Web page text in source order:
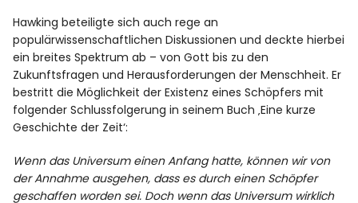
Hawking beteiligte sich auch rege an
populärwissenschaftlichen Diskussionen und deckte hierbei
ein breites Spektrum ab – von Gott bis zu den
Zukunftsfragen und Herausforderungen der Menschheit. Er
bestritt die Möglichkeit der Existenz eines Schöpfers mit
folgender Schlussfolgerung in seinem Buch ‚Eine kurze
Geschichte der Zeit‘:
Wenn das Universum einen Anfang hatte, können wir von
der Annahme ausgehen, dass es durch einen Schöpfer
geschaffen worden sei. Doch wenn das Universum wirklich